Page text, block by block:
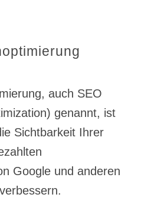
auch SEO
genannt, ist
Sichtbarkeit Ihrer
Google und anderen